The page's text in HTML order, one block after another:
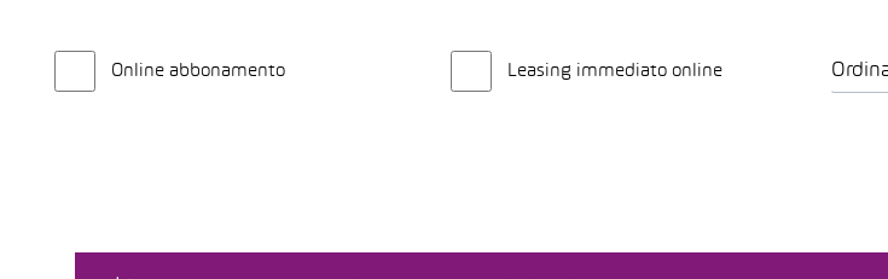
Online abbonamento Leasing immediato online